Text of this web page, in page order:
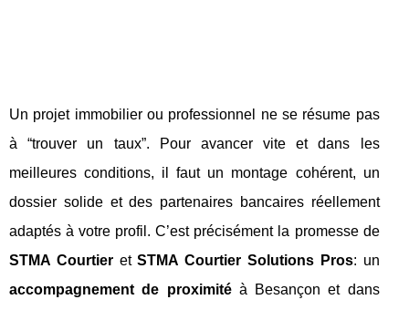
Un projet immobilier ou professionnel ne se résume pas
à “trouver un taux”. Pour avancer vite et dans les
meilleures conditions, il faut un montage cohérent, un
dossier solide et des partenaires bancaires réellement
adaptés à votre profil. C’est précisément la promesse de
STMA CourtieretSTMA Courtier Solutions Pros: un
accompagnement de proximitéà Besançon et dans